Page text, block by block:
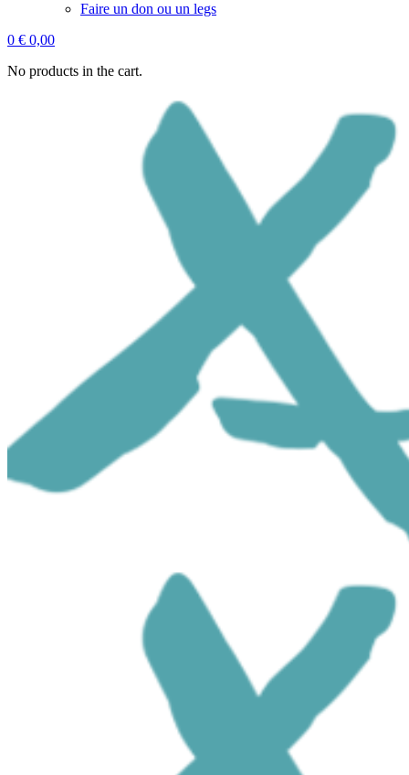
Faire un don ou un legs
0 € 0,00
No products in the cart.